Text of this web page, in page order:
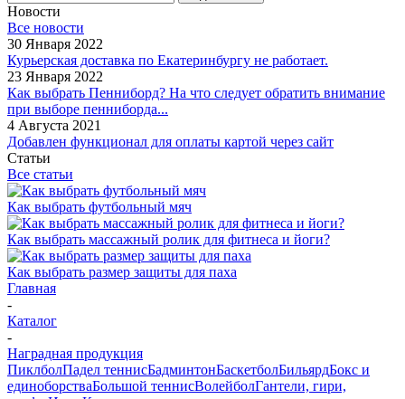
Новости
Все новости
30 Января 2022
Курьерская доставка по Екатеринбургу не работает.
23 Января 2022
Как выбрать Пенниборд? На что следует обратить внимание
при выборе пенниборда...
4 Августа 2021
Добавлен функционал для оплаты картой через сайт
Статьи
Все статьи
Как выбрать футбольный мяч
Как выбрать массажный ролик для фитнеса и йоги?
Как выбрать размер защиты для паха
Главная
-
Каталог
-
Наградная продукция
ПиклболПадел теннисБадминтонБаскетболБильярдБокс и
единоборстваБольшой теннисВолейболГантели, гири,